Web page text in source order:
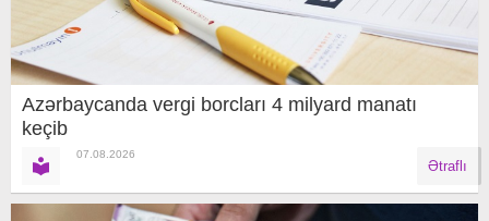
Azərbaycanda vergi borcları 4 milyard manatı
keçib
07.08.2026
Ətraflı